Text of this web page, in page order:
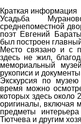
Краткая информация
Усадьба
среднепоместной
поэт Евгений
был построен
Место связано и с
здесь не жил,
мемориальный
рукописи и
Экскурсия по
время можно
которых здесь
оригиналы, включая
предметы
Тютчева и другим